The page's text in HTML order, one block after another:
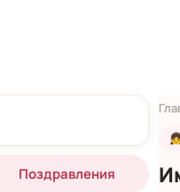
Поздравления